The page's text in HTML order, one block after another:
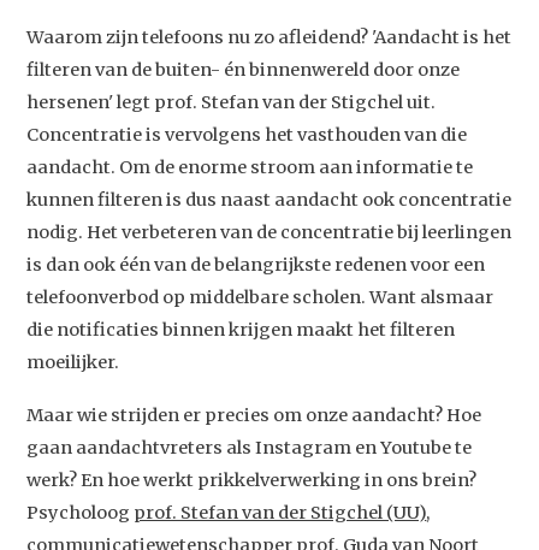
Studium Generale
Home
Agenda
Waarom zijn telefoons nu zo afleidend? 'Aandacht is het
filteren van de buiten- én binnenwereld door onze
hersenen' legt prof. Stefan van der Stigchel uit.
Concentratie is vervolgens het vasthouden van die
aandacht. Om de enorme stroom aan informatie te
kunnen filteren is dus naast aandacht ook concentratie
nodig. Het verbeteren van de concentratie bij leerlingen
is dan ook één van de belangrijkste redenen voor een
telefoonverbod op middelbare scholen. Want alsmaar
die notificaties binnen krijgen maakt het filteren
moeilijker.
Maar wie strijden er precies om onze aandacht? Hoe
gaan aandachtvreters als Instagram en Youtube te
werk? En hoe werkt prikkelverwerking in ons brein?
Psycholoog prof. Stefan van der Stigchel (UU),
communicatiewetenschapper prof. Guda van Noort